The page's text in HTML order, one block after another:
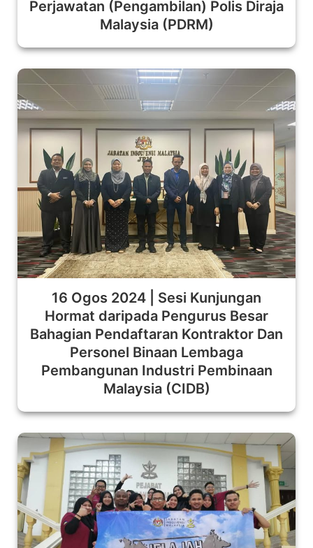
Perjawatan (Pengambilan) Polis Diraja
Malaysia (PDRM)
16 Ogos 2024 | Sesi Kunjungan
Hormat daripada Pengurus Besar
Bahagian Pendaftaran Kontraktor Dan
Personel Binaan Lembaga
Pembangunan Industri Pembinaan
Malaysia (CIDB)